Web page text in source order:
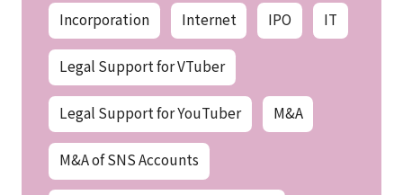
Incorporation Internet IPO IT
Legal Support for VTuber
Legal Support for YouTuber M&A
M&A of SNS Accounts